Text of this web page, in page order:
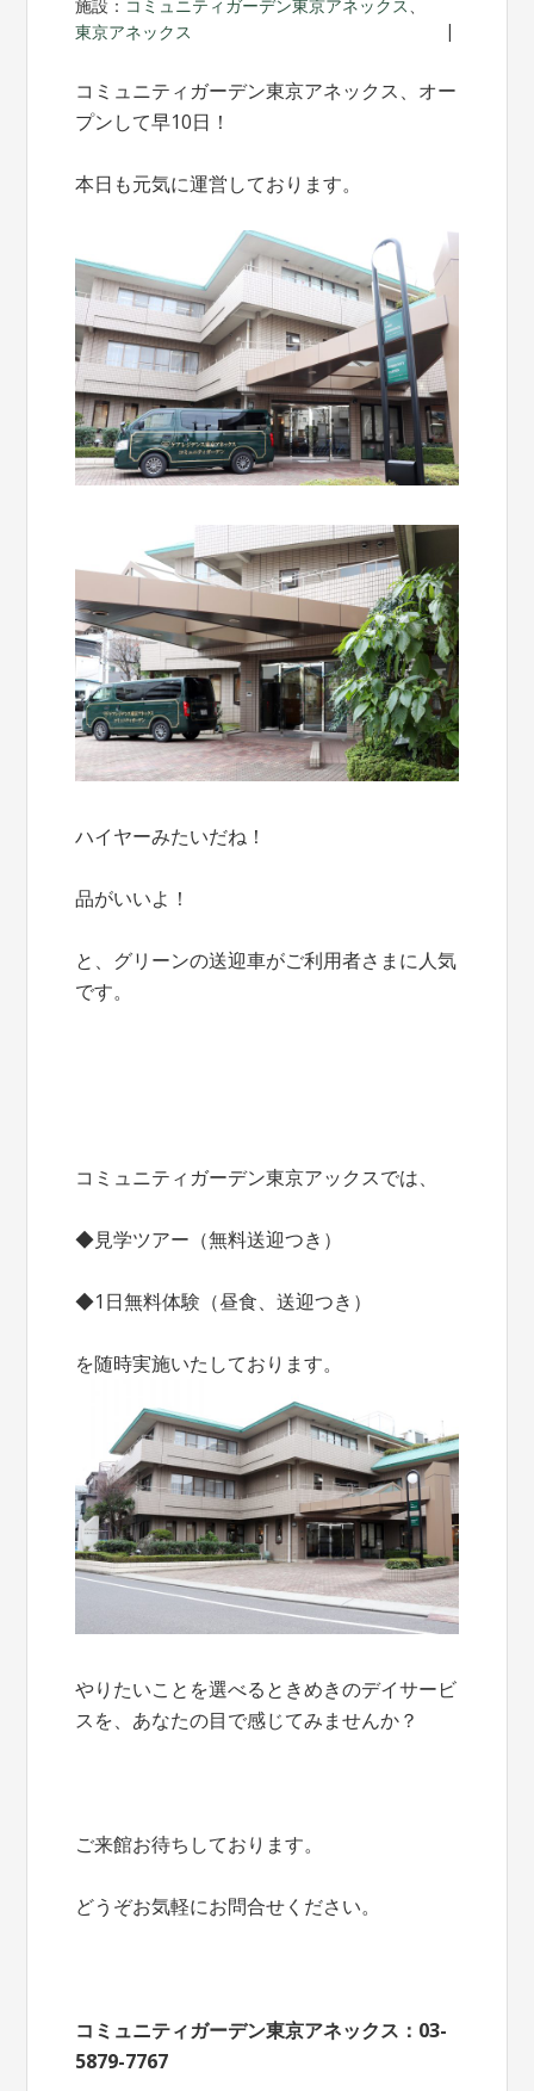
施設： コミュニティガーデン東京アネックス、
東京アネックス
コミュニティガーデン東京アネックス、オー
プンして早10日！
本日も元気に運営しております。
ハイヤーみたいだね！
品がいいよ！
と、グリーンの送迎車がご利用者さまに人気
です。
コミュニティガーデン東京アックスでは、
◆見学ツアー（無料送迎つき）
◆1日無料体験（昼食、送迎つき）
を随時実施いたしております。
やりたいことを選べるときめきのデイサービ
スを、あなたの目で感じてみませんか？
ご来館お待ちしております。
どうぞお気軽にお問合せください。
コミュニティガーデン東京アネックス：03-
5879-7767